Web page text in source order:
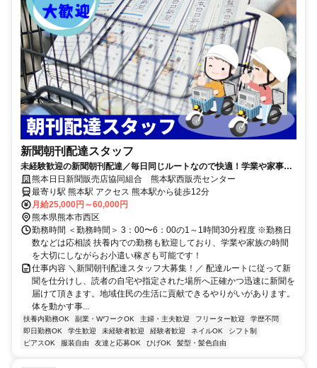
新聞朝刊配達スタッフ
未経験歓迎の新聞朝刊配達／毎日同じルートなので快適！学業や家事と
の両立やWワークにもぴったりなお仕事！
熊本日日新聞販売店協同組合 熊本駅西販売センター
最寄り駅 熊本駅 アクセス 熊本駅から徒歩12分
月給25,000円～60,000円
熊本県熊本市西区
勤務時間 ＜勤務時間＞ 3：00〜6：00の1～1時間30分程度 ※勤務日
数などは応相談 扶養内での勤務も歓迎しており、学業や家族の時間
を大切にしながらお小遣い稼ぎも可能です！
仕事内容 ＼新聞朝刊配達スタッフ大募集！／ 配達ルートに従って新
聞を仕分けし、読者の自宅や指定された場所へ正確かつ迅速に新聞を
届けて頂きます。地域住民の生活に貢献できるやりがいがあります。
体を動かす事...
扶養内勤務OK 副業・WワークOK 主婦・主夫歓迎 フリーター歓迎
学歴不問
即日勤務OK
学生歓迎 未経験者歓迎 経験者歓迎 ネイルOK
シフト制
ピアスOK
服装自由 友達と応募OK ひげOK 髪型・髪色自由